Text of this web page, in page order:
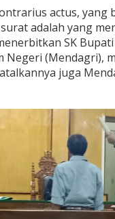
R
a
m
a
n
e
a
r
actus, yang
adalah yang
SK
Negeri (Mendagri),
juga